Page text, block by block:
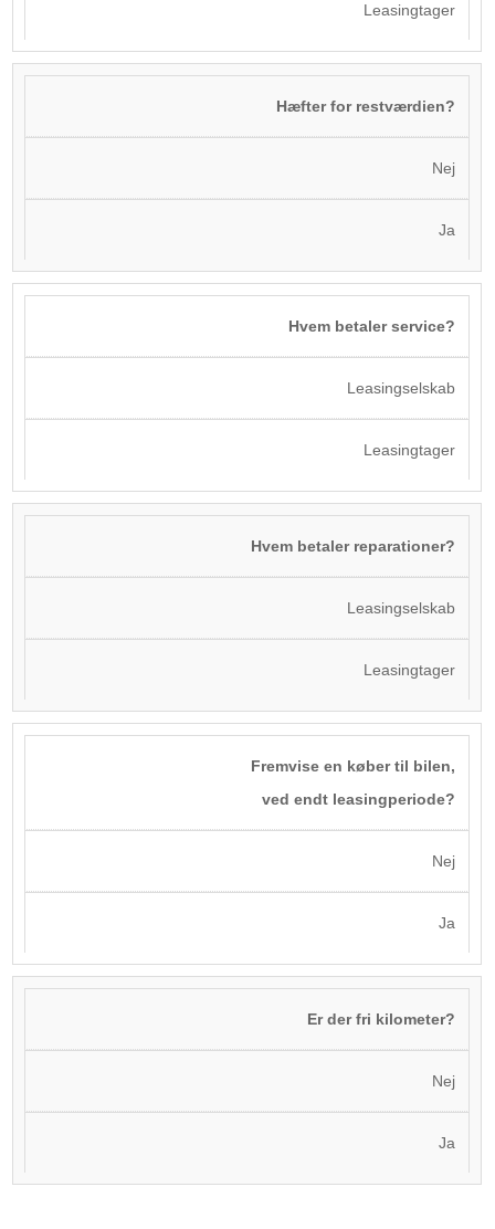
Leasingtager
Hæfter for restværdien?
Nej
Ja
Hvem betaler service?
Leasingselskab
Leasingtager
Hvem betaler reparationer?
Leasingselskab
Leasingtager
Fremvise en køber til bilen,
ved endt leasingperiode?
Nej
Ja
Er der fri kilometer?
Nej
Ja